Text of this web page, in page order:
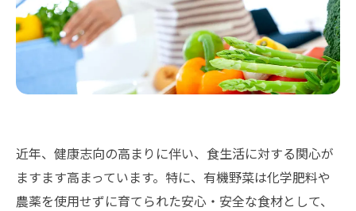
近年、健康志向の高まりに伴い、食生活に対する関心が
ますます高まっています。特に、有機野菜は化学肥料や
農薬を使用せずに育てられた安心・安全な食材として、